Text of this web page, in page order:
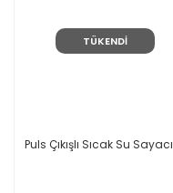
TÜKENDİ
Puls Çıkışlı Sıcak Su Sayacı